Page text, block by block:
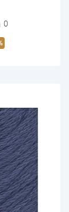
0